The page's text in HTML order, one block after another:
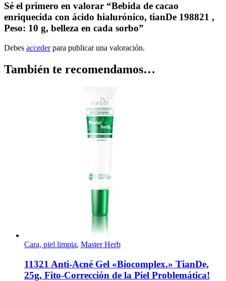
Sé el primero en valorar “Bebida de cacao
enriquecida con ácido hialurónico, tianDe 198821 ,
Peso: 10 g, belleza en cada sorbo”
Debes accederpara publicar una valoración.
También te recomendamos…
Cara, piel limpia, Master Herb
11321 Anti-Acné Gel «Biocomplex.» TianDe,
25g, Fito-Corrección de la Piel Problemática!